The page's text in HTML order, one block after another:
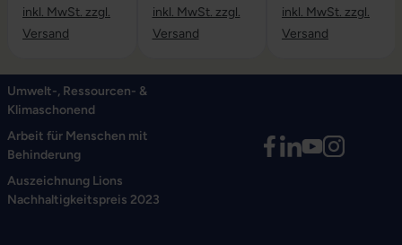
inkl. MwSt. zzgl.
Versand
inkl. MwSt. zzgl.
Versand
inkl. MwSt. zzgl.
Versand
Umwelt-, Ressourcen- &
Klimaschonend
Arbeit für Menschen mit
Behinderung
Auszeichnung Lions
Nachhaltigkeitspreis 2023